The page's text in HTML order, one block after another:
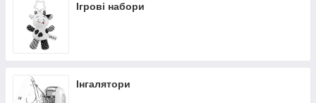
Ігрові набори
Інгалятори